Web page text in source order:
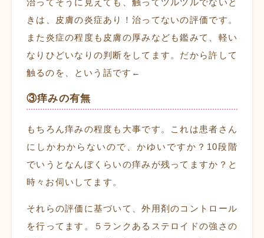
治ってそうに見えても、触ってツルツルでないと
きは、皮膚の炎症あり！治ってないの評価です。
また炎症の程度も皮膚の厚みなども鑑みて、軽い
なりひどいなりの判断をしてます。だから許して
触るのを、という話です←
③痒みの有無
もちろん痒みの程度も大事です。これは患者さん
にしかわからないので、かゆいですか？10段階
でいうとなんぼくらいの痒みが残ってますか？と
時々お伺いしてます。
それらの評価に基づいて、外用剤のコントロール
を行ってます。５ランクあるステロイドの強さの